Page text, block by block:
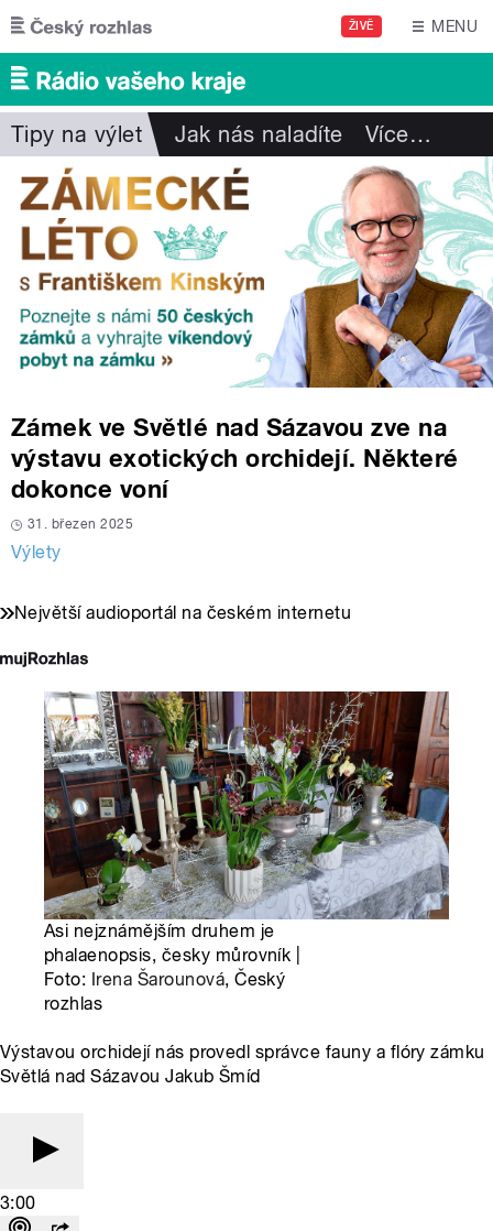
Přejít k hlavnímu obsahu
ŽIVĚ MENU
Tipy na výlet Jak nás naladíte Více…
Zámek ve Světlé nad Sázavou zve na
výstavu exotických orchidejí. Některé
dokonce voní
31. březen 2025
Výlety
Největší audioportál na českém internetu
Asi nejznámějším druhem je
phalaenopsis, česky můrovník |
Foto: Irena Šarounová, Český
rozhlas
Výstavou orchidejí nás provedl správce fauny a flóry zámku
Světlá nad Sázavou Jakub Šmíd
3:00